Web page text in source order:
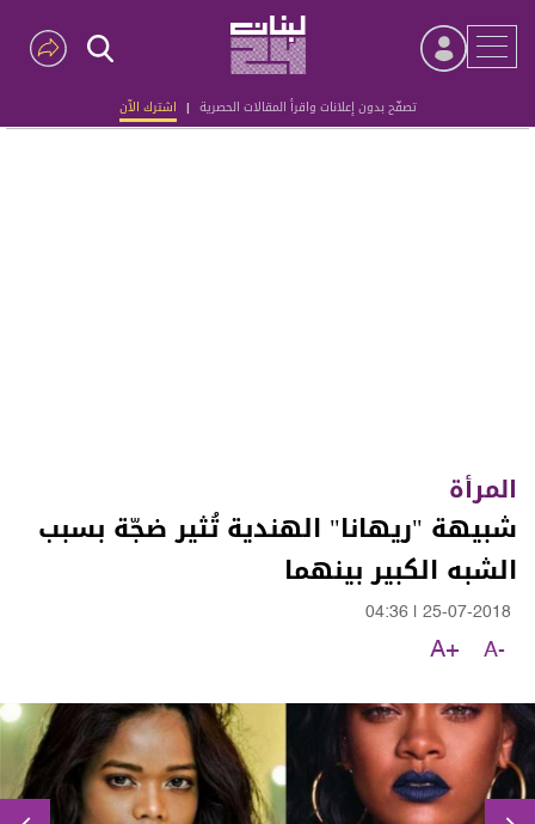
تصفّح بدون إعلانات واقرأ المقالات الحصرية | اشترك الآن
Advertisement
المرأة
شبيهة "ريهانا" الهندية تُثير ضجّة بسبب
الشبه الكبير بينهما
25-07-2018
04:36
A-
A+